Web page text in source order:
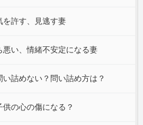
を許す、見逃す妻
い、情緒不安定になる妻
詰めない？問い詰め方は？
の心の傷になる？